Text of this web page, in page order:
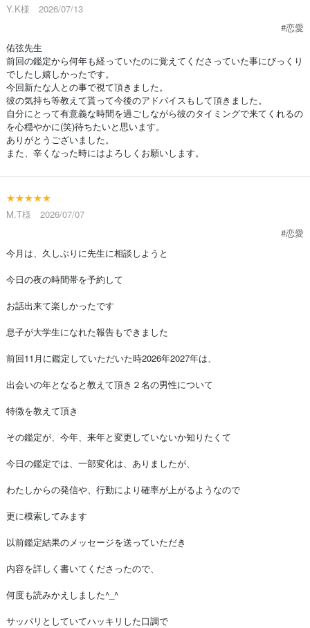
Y.K様 2026/07/13
#恋愛
佑弦先生
前回の鑑定から何年も経っていたのに覚えてくださっていた事にびっくり
でしたし嬉しかったです。
今回新たな人との事で視て頂きました。
彼の気持ち等教えて貰って今後のアドバイスもして頂きました。
自分にとって有意義な時間を過ごしながら彼のタイミングで来てくれるの
を心穏やかに(笑)待ちたいと思います。
ありがとうございました。
また、辛くなった時にはよろしくお願いします。
★★★★★
M.T様 2026/07/07
#恋愛
今月は、久しぶりに先生に相談しようと
今日の夜の時間帯を予約して
お話出来て楽しかったです
息子が大学生になれた報告もできました
前回11月に鑑定していただいた時2026年2027年は、
出会いの年となると教えて頂き２名の男性について
特徴を教えて頂き
その鑑定が、今年、来年と変更していないか知りたくて
今日の鑑定では、一部変化は、ありましたが、
わたしからの発信や、行動により確率が上がるようなので
更に模索してみます
以前鑑定結果のメッセージを送っていただき
内容を詳しく書いてくださったので、
何度も読みかえしました^_^
サッパリとしていてハッキリした口調で